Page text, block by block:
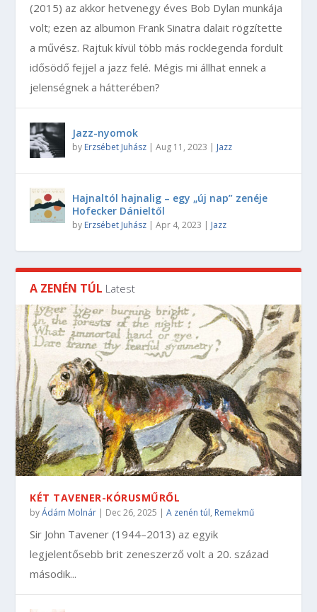
(2015) az akkor hetvenegy éves Bob Dylan munkája
volt; ezen az albumon Frank Sinatra dalait rögzítette
a művész. Rajtuk kívül több más rocklegenda fordult
idősödő fejjel a jazz felé. Mégis mi állhat ennek a
jelenségnek a hátterében?
Jazz-nyomok
by Erzsébet Juhász |Aug 11, 2023 | Jazz
Hajnaltól hajnalig – egy „új nap” zenéje
Hofecker Dánieltől
by Erzsébet Juhász |Apr 4, 2023 | Jazz
A ZENÉN TÚL Latest
KÉT TAVENER-KÓRUSMŰRŐL
byÁdám Molnár | Dec 26, 2025 |A zenén túl, Remekmű
Sir John Tavener (1944–2013) az egyik
legjelentősebb brit zeneszerző volt a 20. század
második...